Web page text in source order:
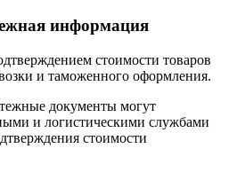
информация
стоимости товаров
и таможенного оформления.
документы могут
и логистическими службами
стоимости